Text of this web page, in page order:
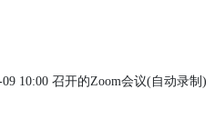
10:00 召开的Zoom会议(自动录制)